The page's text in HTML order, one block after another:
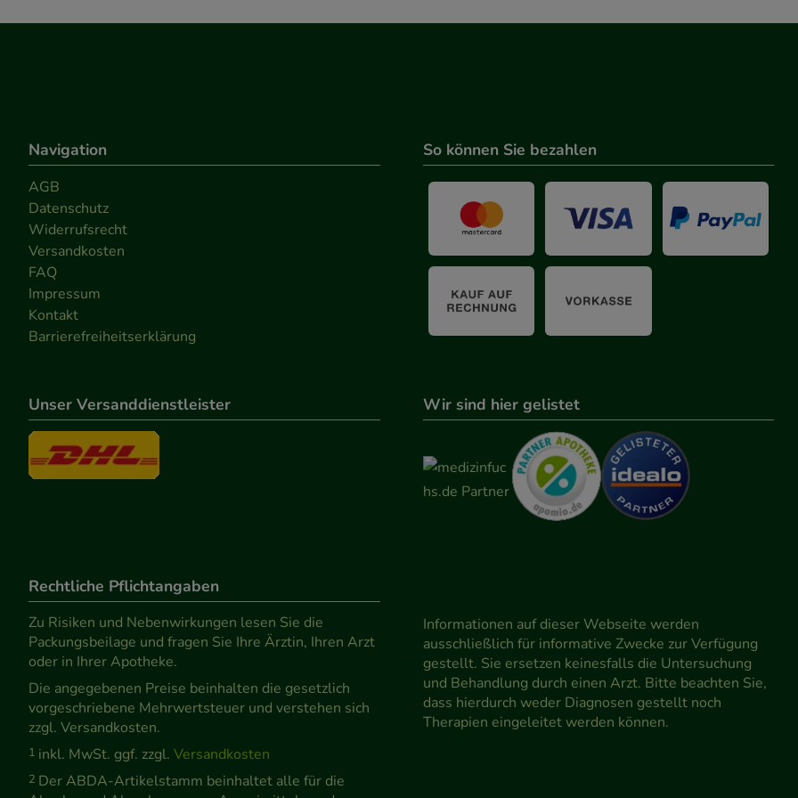
Navigation
AGB
Datenschutz
Widerrufsrecht
Versandkosten
FAQ
Impressum
Kontakt
Barrierefreiheitserklärung
So können Sie bezahlen
Unser Versanddienstleister Wir sind hier gelistet
Rechtliche Pflichtangaben
Zu Risiken und Nebenwirkungen lesen Sie die
Packungsbeilage und fragen Sie Ihre Ärztin, Ihren Arzt
oder in Ihrer Apotheke.
Die angegebenen Preise beinhalten die gesetzlich
vorgeschriebene Mehrwertsteuer und verstehen sich
zzgl. Versandkosten.
1 inkl. MwSt. ggf. zzgl. Versandkosten
2 Der ABDA-Artikelstamm beinhaltet alle für die
Informationen auf dieser Webseite werden
ausschließlich für informative Zwecke zur Verfügung
gestellt. Sie ersetzen keinesfalls die Untersuchung
und Behandlung durch einen Arzt. Bitte beachten Sie,
dass hierdurch weder Diagnosen gestellt noch
Therapien eingeleitet werden können.